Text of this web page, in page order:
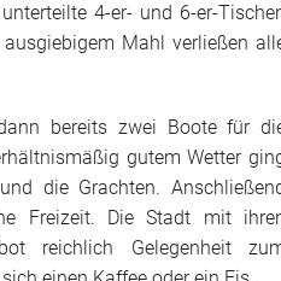
4-er- und 6-er-
Mahl verließen
bereits zwei Boote für
gutem Wetter
die Grachten.
Freizeit. Die Stadt mit
reichlich Gelegenheit